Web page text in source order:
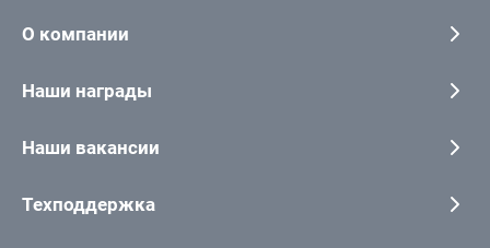
О компании
Наши награды
Наши вакансии
Техподдержка